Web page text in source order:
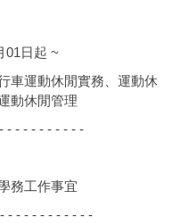
01日起 ~
車運動休閒實務、運動休
動休閒管理
- - - - - - - - - -
務工作事宜
- - - - - - - - - - -